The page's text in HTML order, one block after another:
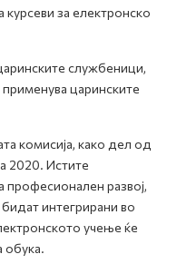
за електронско
службеници,
применува царинските
комисија, како дел од
2020. Истите
професионален развој,
интегрирани во
учење ќе
обука.